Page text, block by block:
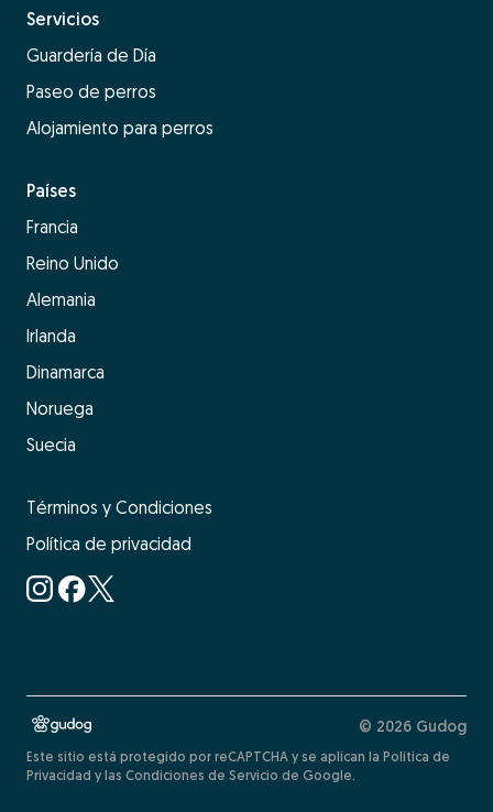
Servicios
Guardería de Día
Paseo de perros
Alojamiento para perros
Países
Francia
Reino Unido
Alemania
Irlanda
Dinamarca
Noruega
Suecia
Términos y Condiciones
Política de privacidad
© 2026 Gudog
Este sitio está protegido por reCAPTCHA y se aplican la Política de
Privacidad y las Condiciones de Servicio de Google.